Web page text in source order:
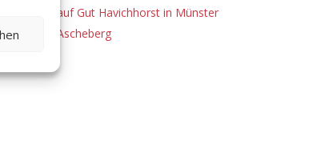
Hochzeit auf Gut Havichhorst in Münster
Tenne, Ascheberg